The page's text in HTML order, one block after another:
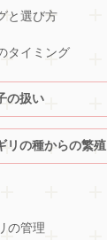
と選び方
タイミング
の扱い
リの種からの繁殖
の管理